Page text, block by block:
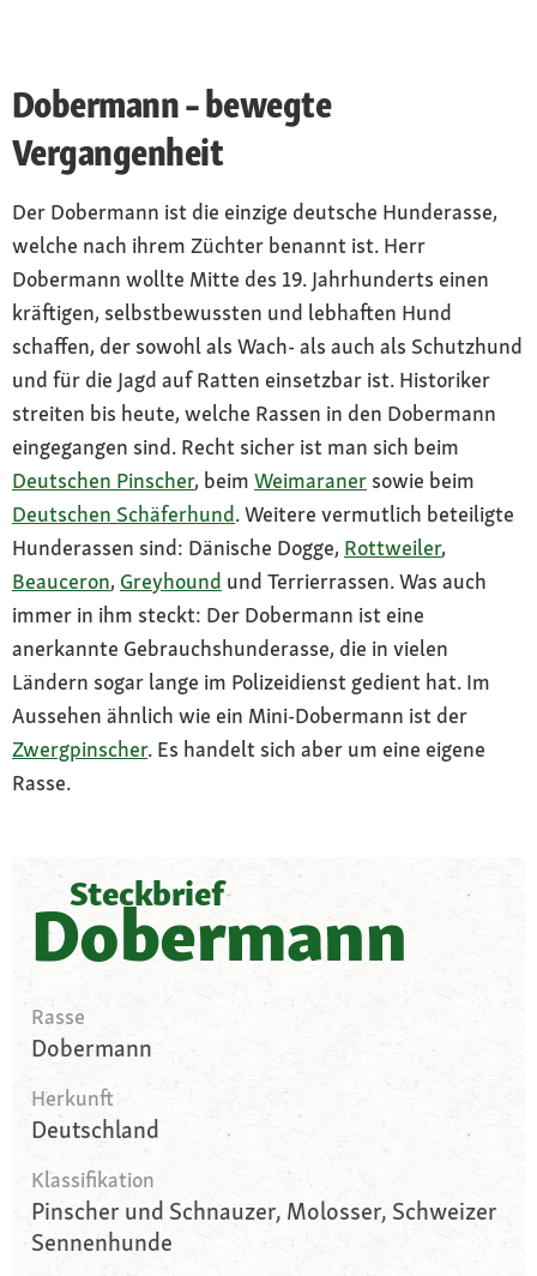
Dobermann – bewegte
Vergangenheit
Der Dobermann ist die einzige deutsche Hunderasse,
welche nach ihrem Züchter benannt ist. Herr
Dobermann wollte Mitte des 19. Jahrhunderts einen
kräftigen, selbstbewussten und lebhaften Hund
schaffen, der sowohl als Wach- als auch als Schutzhund
und für die Jagd auf Ratten einsetzbar ist. Historiker
streiten bis heute, welche Rassen in den Dobermann
eingegangen sind. Recht sicher ist man sich beim
Deutschen Pinscher, beim Weimaraner sowie beim
Deutschen Schäferhund. Weitere vermutlich beteiligte
Hunderassen sind: Dänische Dogge, Rottweiler,
Beauceron, Greyhound und Terrierrassen. Was auch
immer in ihm steckt: Der Dobermann ist eine
anerkannte Gebrauchshunderasse, die in vielen
Ländern sogar lange im Polizeidienst gedient hat. Im
Aussehen ähnlich wie ein Mini-Dobermann ist der
Zwergpinscher. Es handelt sich aber um eine eigene
Rasse.
Steckbrief
Dobermann
Rasse
Dobermann
Herkunft
Deutschland
Klassifikation
Pinscher und Schnauzer, Molosser, Schweizer
Sennenhunde